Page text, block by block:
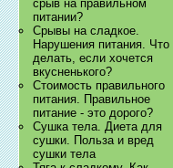
срыв на правильном
питании?
Срывы на сладкое.
Нарушения питания. Что
делать, если хочется
вкусненького?
Стоимость правильного
питания. Правильное
питание - это дорого?
Сушка тела. Диета для
сушки. Польза и вред
сушки тела